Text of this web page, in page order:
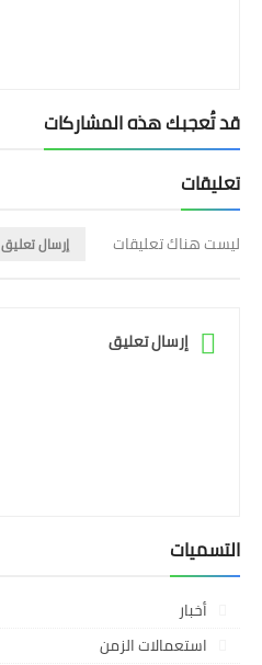
قد تُعجبك هذه المشاركات
تعليقات
ليست هناك تعليقات إرسال تعليق
إرسال تعليق
التسميات
أخبار
استعمالات الزمن